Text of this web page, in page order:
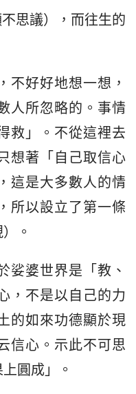
思議），而往生的
不好好地想一想，
人所忽略的。事情
救」。不從這裡去
想著「自己取信心
這是大多數人的情
所以設立了第一條
。
娑婆世界是「教、
，不是以自己的力
的如來功德顯於現
信心。示此不可思
圓成」。